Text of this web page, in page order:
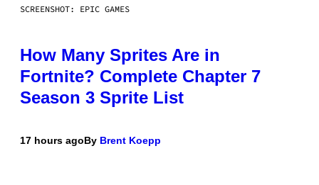
SCREENSHOT: EPIC GAMES
How Many Sprites Are in
Fortnite? Complete Chapter 7
Season 3 Sprite List
17 hours agoBy Brent Koepp